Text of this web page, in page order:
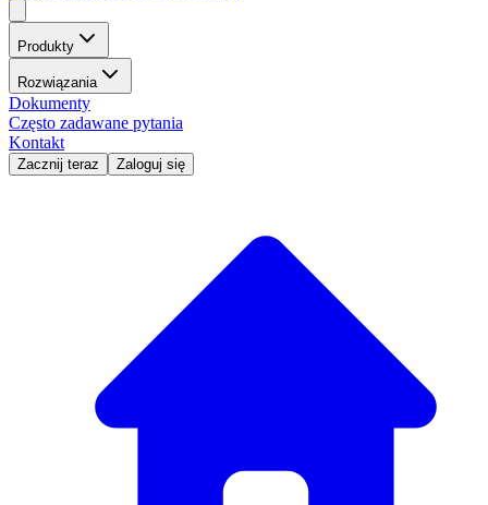
Produkty
Rozwiązania
Dokumenty
Często zadawane pytania
Kontakt
Zacznij teraz Zaloguj się